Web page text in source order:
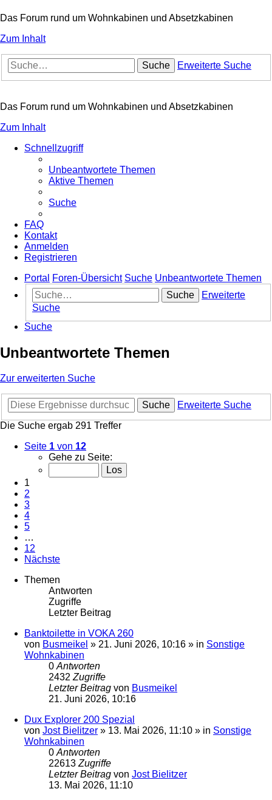
Das Forum rund um Wohnkabinen und Absetzkabinen
Zum Inhalt
Suche Erweiterte Suche
Das Forum rund um Wohnkabinen und Absetzkabinen
Zum Inhalt
Schnellzugriff
Unbeantwortete Themen
Aktive Themen
Suche
FAQ
Kontakt
Anmelden
Registrieren
Portal
Foren-Übersicht Suche Unbeantwortete Themen
Suche
Erweiterte
Suche
Suche
Unbeantwortete Themen
Zur erweiterten Suche
Suche
Erweiterte Suche
Die Suche ergab 291 Treffer
Seite 1 von 12
Gehe zu Seite:
1
2
3
4
5
…
12
Nächste
Themen
Antworten
Zugriffe
Letzter Beitrag
Banktoilette in VOKA 260
von Busmeikel » 21. Juni 2026, 10:16 » in Sonstige
Wohnkabinen
0 Antworten
2432 Zugriffe
Letzter Beitrag von Busmeikel
21. Juni 2026, 10:16
Dux Explorer 200 Spezial
von Jost Bielitzer » 13. Mai 2026, 11:10 » in Sonstige
Wohnkabinen
0 Antworten
22613 Zugriffe
Letzter Beitrag von Jost Bielitzer
13. Mai 2026, 11:10